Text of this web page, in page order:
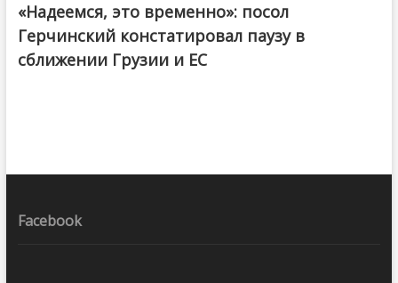
«Надеемся, это временно»: посол
Герчинский констатировал паузу в
сближении Грузии и ЕС
Facebook